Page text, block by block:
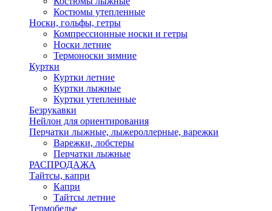
Костюмы утепленные
Носки, гольфы, гетры
Компрессионные носки и гетры
Носки летние
Термоноски зимние
Куртки
Куртки летние
Куртки лыжные
Куртки утепленные
Безрукавки
Нейлон для ориентирования
Перчатки лыжные, лыжероллерные, варежки
Варежки, лобстеры
Перчатки лыжные
РАСПРОДАЖА
Тайтсы, капри
Капри
Тайтсы летние
Термобелье